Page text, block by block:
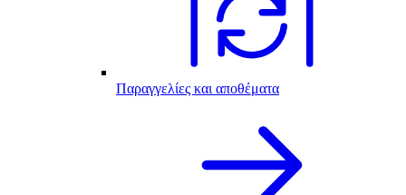
Παραγγελίες και αποθέματα